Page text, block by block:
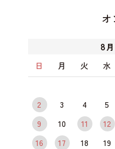
8月
日
月 火 水
2
3 4 5
9
10 11 12
16
17 18 19